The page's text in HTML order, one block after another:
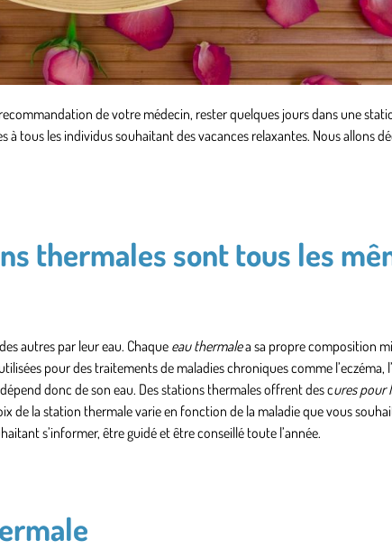
de votre médecin, rester quelques jours dans une
à tous les individus souhaitant des vacances relaxantes. Nous allons
thermales sont tous les
autres par leur eau. Chaque eau thermalea sa propre composition
pour des traitements de maladies chroniquescomme l’eczéma,
donc de son eau. Des stations thermales offrent des cures pour
de la station thermale varie en fonction de la maladie que vous
s’informer, être guidé et être conseillé toute l’année.